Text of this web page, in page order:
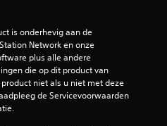
is onderhevig aan de
Network en onze
plus alle andere
die op dit product van
niet als u niet met deze
de Servicevoorwaarden